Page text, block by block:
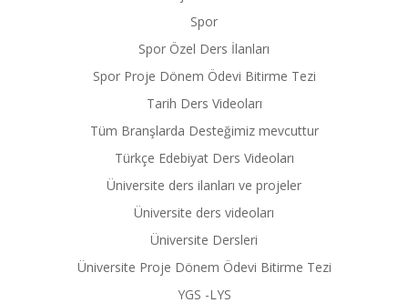
Spor
Spor Özel Ders İlanları
Spor Proje Dönem Ödevi Bitirme Tezi
Tarih Ders Videoları
Tüm Branşlarda Desteğimiz mevcuttur
Türkçe Edebiyat Ders Videoları
Üniversite ders ilanları ve projeler
Üniversite ders videoları
Üniversite Dersleri
Üniversite Proje Dönem Ödevi Bitirme Tezi
YGS -LYS